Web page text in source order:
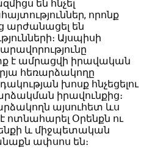
են հնչել
որոնք
արժանացել են
Այսպիսի
է ամրացվի իրավական
հեռարձակողը
խոսք հնչեցելու
իրավունքից։
այսուհետ ևս
ոտնահարել Օրենքն ու
և միջպետական
ափսոս են։